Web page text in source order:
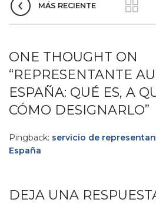
MÁS RECIENTE
ONE THOUGHT ON
“REPRESENTANTE
ESPAÑA: QUÉ ES, A
CÓMO DESIGNARLO”
Pingback: servicio de
España
DEJA UNA